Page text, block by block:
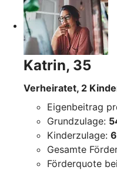
Katrin, 35
Verheiratet, 2
Eigenbeitrag
Grundzulage:
Kinderzulage:
Gesamte
Förderquote